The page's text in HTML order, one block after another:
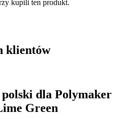
kupili ten produkt.
klientów
dla Polymaker
Green